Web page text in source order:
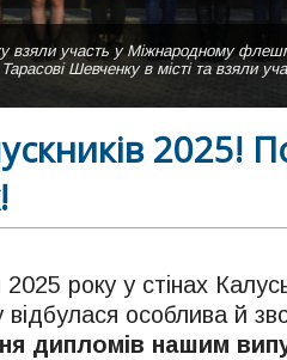
взяли участь у Міжнародному
Шевченку в місті та взяли
фахового коледжу
пісню "Коледже мій" на сцені
2025!
у стінах
особлива й
дипломів нашим